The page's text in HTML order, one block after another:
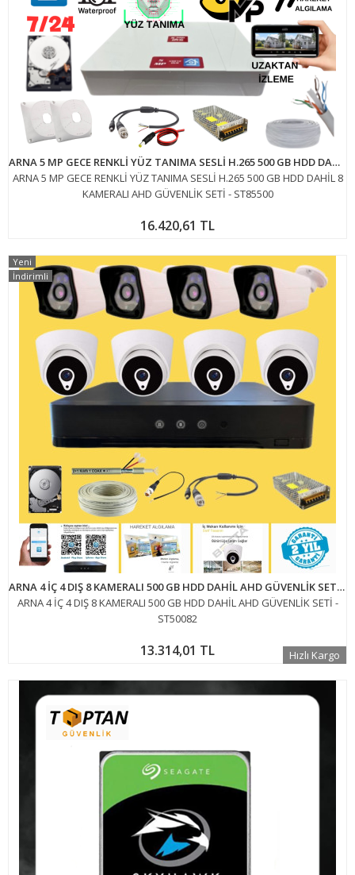
ARNA 5 MP GECE RENKLİ YÜZ TANIMA SESLİ H.265 500 GB HDD DAHİL 8 KAMERALI AHD GÜVENLİK SETİ - ST85500
ARNA 5 MP GECE RENKLİ YÜZ TANIMA SESLİ H.265 500 GB HDD DAHİL 8
KAMERALI AHD GÜVENLİK SETİ - ST85500
16.420,61 TL
ARNA 4 İÇ 4 DIŞ 8 KAMERALI 500 GB HDD DAHİL AHD GÜVENLİK SETİ - ST50082
ARNA 4 İÇ 4 DIŞ 8 KAMERALI 500 GB HDD DAHİL AHD GÜVENLİK SETİ -
ST50082
13.314,01 TL
Yeni
İndirimli
Hızlı Kargo